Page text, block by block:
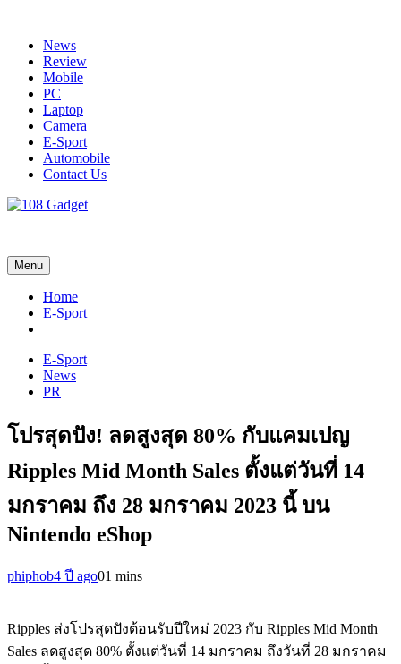
contentNews
Review
Mobile
PC
Laptop
Camera
E-Sport
Automobile
Contact Us
Menu
Home
E-Sport
E-Sport
News
PR
โปรสุดปัง! ลดสูงสุด 80% กับแคมเปญ
Ripples Mid Month Sales ตั้งแต่วันที่ 14
มกราคม ถึง 28 มกราคม 2023 นี้ บน
Nintendo eShop
phiphob4 ปี ago01 mins
Ripples ส่งโปรสุดปังต้อนรับปีใหม่ 2023 กับ Ripples Mid Month
Sales ลดสูงสุด 80% ตั้งแต่วันที่ 14 มกราคม ถึงวันที่ 28 มกราคม